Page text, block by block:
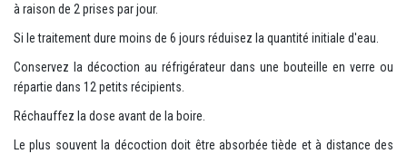
à raison de 2 prises par jour.
Si le traitement dure moins de 6 jours réduisez la quantité initiale d'eau.
Conservez la décoction au réfrigérateur dans une bouteille en verre ou
répartie dans 12 petits récipients.
Réchauffez la dose avant de la boire.
Le plus souvent la décoction doit être absorbée tiède et à distance des